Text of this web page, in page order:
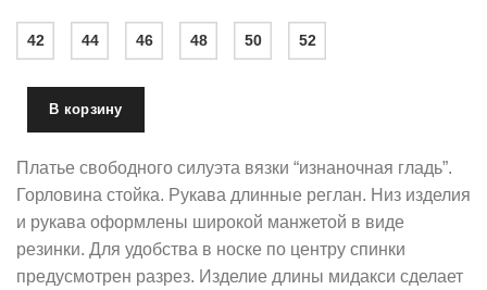
42 44 46 48 50 52
В корзину
Платье свободного силуэта вязки “изнаночная гладь”.
Горловина стойка. Рукава длинные реглан. Низ изделия
и рукава оформлены широкой манжетой в виде
резинки. Для удобства в носке по центру спинки
предусмотрен разрез. Изделие длины мидакси сделает